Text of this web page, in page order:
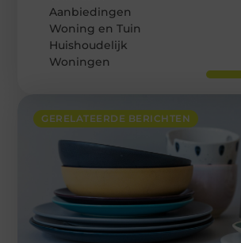
GERELATEERDE BERICHTEN
Aanbiedingen
Woning en Tuin
Huishoudelijk
Woningen